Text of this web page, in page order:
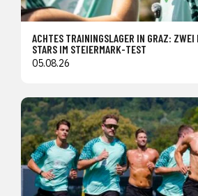
ACHTES TRAININGSLAGER IN GRAZ:
STARS IM STEIERMARK-TEST
05.08.26